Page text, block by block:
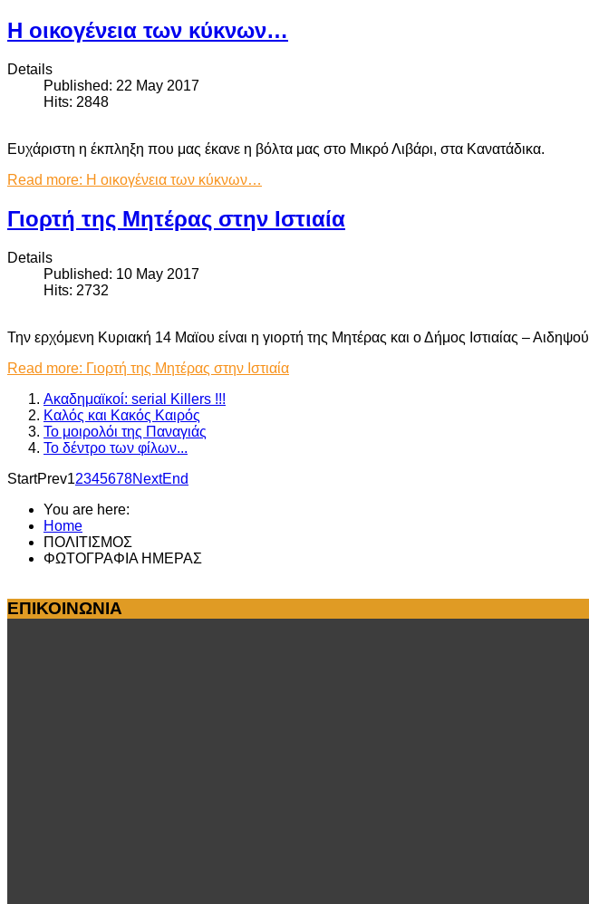
Η οικογένεια των κύκνων…
Details
Published: 22 May 2017
Hits: 2848
Ευχάριστη η έκπληξη που μας έκανε η βόλτα μας στο Μικρό Λιβάρι, στα Κανατάδικα.
Read more: Η οικογένεια των κύκνων…
Γιορτή της Μητέρας στην Ιστιαία
Details
Published: 10 May 2017
Hits: 2732
Την ερχόμενη Κυριακή 14 Μαϊου είναι η γιορτή της Μητέρας και ο Δήμος Ιστιαίας – Αιδηψού
Read more: Γιορτή της Μητέρας στην Ιστιαία
Ακαδημαϊκοί: serial Killers !!!
Καλός και Κακός Καιρός
Το μοιρολόι της Παναγιάς
Το δέντρο των φίλων...
StartPrev12345678NextEnd
You are here:
Home
ΠΟΛΙΤΙΣΜΟΣ
ΦΩΤΟΓΡΑΦΙΑ ΗΜΕΡΑΣ
ΕΠΙΚΟΙΝΩΝΙΑ